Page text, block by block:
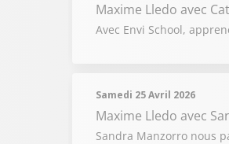
Maxime Lledo avec
Avec Envi School,
Samedi 25 Avril 2026
Maxime Lledo avec
Sandra Manzorro nous